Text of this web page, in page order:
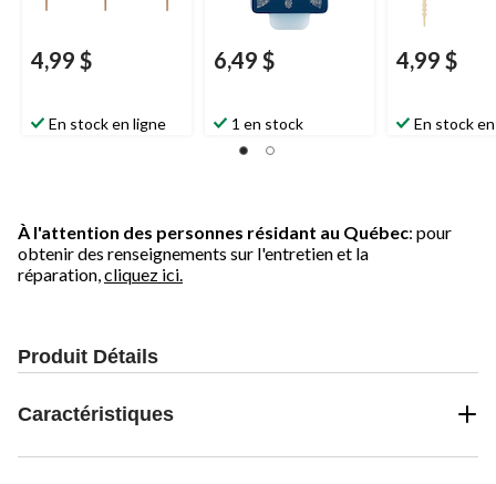
4,99 $
En stock en ligne
6,49 $
1 en stock
4,99 $
En stock
À l'attention des personnes résidant au Québec: pour
obtenir des renseignements sur l'entretien et la
réparation, cliquez ici.
Produit Détails
Caractéristiques